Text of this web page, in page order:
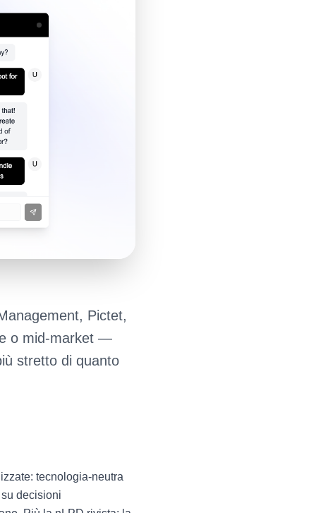
Pictet,
o mid-market —
stretto di quanto
tecnologia-neutra
decisioni